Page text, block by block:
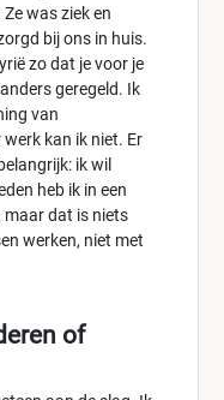
was ziek en
bij ons in huis.
zo dat je voor je
geregeld. Ik
van
kan ik niet. Er
ik wil
heb ik in een
maar dat is niets
werken, niet met
of